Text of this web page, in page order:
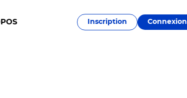
Inscription Connexion